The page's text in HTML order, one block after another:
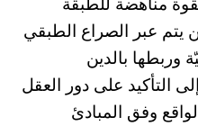
مناهضة للطبقة
لن يتم عبر الصراع الطبقي
وربطها بالدين
التأكيد على دور العقل
وفق المبادئ